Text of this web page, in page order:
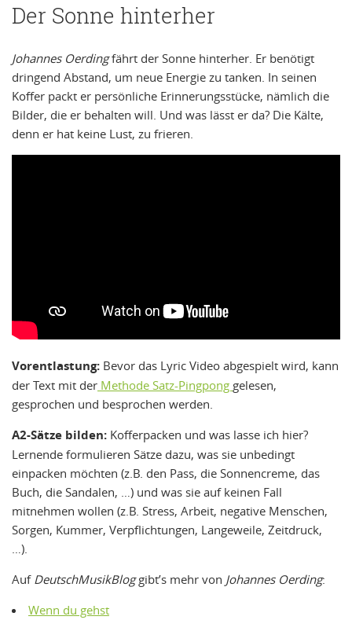
Der Sonne hinterher
Johannes Oerdingfährt der Sonne hinterher. Er benötigt
dringend Abstand, um neue Energie zu tanken. In seinen
Koffer packt er persönliche Erinnerungsstücke, nämlich die
Bilder, die er behalten will. Und was lässt er da? Die Kälte,
denn er hat keine Lust, zu frieren.
Vorentlastung: Bevor das Lyric Video abgespielt wird, kann
der Text mit der Methode Satz-Pingpong gelesen,
gesprochen und besprochen werden.
A2-Sätze bilden: Kofferpacken und was lasse ich hier?
Lernende formulieren Sätze dazu, was sie unbedingt
einpacken möchten (z.B. den Pass, die Sonnencreme, das
Buch, die Sandalen, …) und was sie auf keinen Fall
mitnehmen wollen (z.B. Stress, Arbeit, negative Menschen,
Sorgen, Kummer, Verpflichtungen, Langeweile, Zeitdruck,
…).
AufDeutschMusikBloggibt’s mehr von Johannes Oerding:
Wenn du gehst